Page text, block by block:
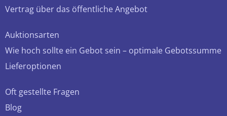
Vertrag über das öffentliche Angebot
Auktionsarten
Wie hoch sollte ein Gebot sein – optimale Gebotssumme
Lieferoptionen
Oft gestellte Fragen
Blog